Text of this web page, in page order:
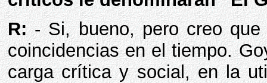
R:- Si, bueno, pero creo
coincidencias en el tiempo.
carga crítica y social, en la